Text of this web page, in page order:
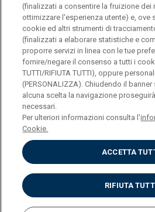
SCARICA IL PROGRAMMA
SCARICA LA LOCANDINA
Università Cattolica del Sacro Cuore
Largo A. Gemelli, 1 - 20123 Milano
Privacy
Cookies
Impostazione dei Cookies
(finalizzati a consentire la fruizione dei
ottimizzare l'esperienza utente) e, ove
cookie ed altri strumenti di
(finalizzati a elaborare statistiche e
proporre servizi in linea con le tue
fornire/negare il consenso a tutti i
TUTTI/RIFIUTA TUTTI), oppure
(PERSONALIZZA). Chiudendo il
alcuna scelta la navigazione
necessari.
Per ulteriori informazioni consulta l'
Cookie.
ACCETTA
RIFIUTA